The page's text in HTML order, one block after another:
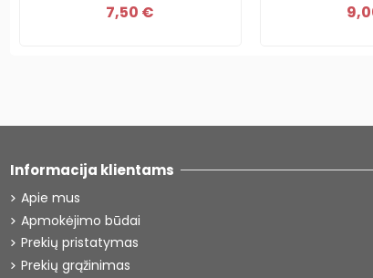
7,50 €
Informacija klientams
Apie mus
Apmokėjimo būdai
Prekių pristatymas
Prekių grąžinimas